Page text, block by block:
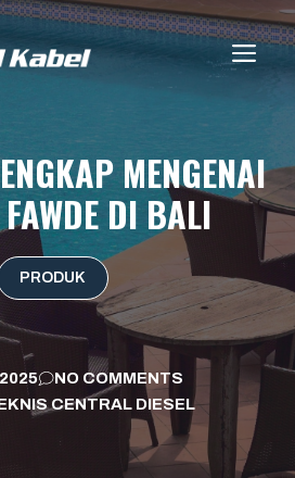
MENGENAI
FAWDE DI BALI
PRODUK
NO COMMENTS
CENTRAL DIESEL